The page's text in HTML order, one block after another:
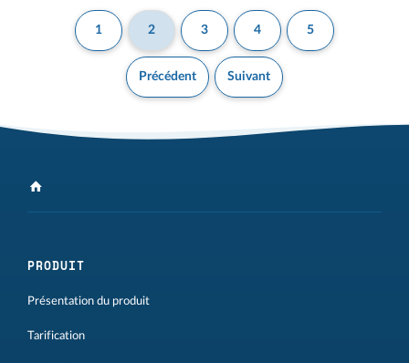
Précédent
1 2 3 4 5
Suivant
PRODUIT
Présentation du produit
Tarification